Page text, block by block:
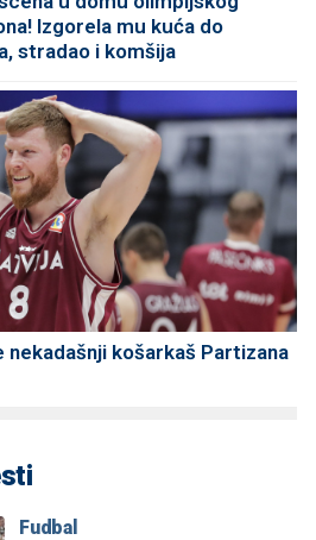
Izgorela mu kuća do
stradao i komšija
nekadašnji košarkaš Partizana
Fudbal